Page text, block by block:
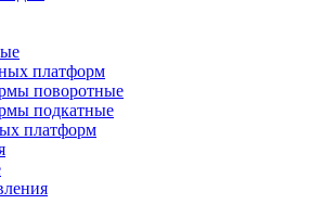
платформ
поворотные
подкатные
платформ